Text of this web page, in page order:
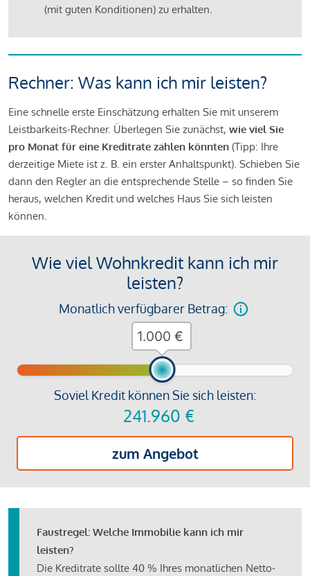
(mit guten Konditionen) zu erhalten.
Rechner: Was kann ich mir leisten?
Eine schnelle erste Einschätzung erhalten Sie mit unserem
Leistbarkeits-Rechner. Überlegen Sie zunächst, wie viel Sie
pro Monat für eine Kreditrate zahlen könnten (Tipp: Ihre
derzeitige Miete ist z. B. ein erster Anhaltspunkt). Schieben Sie
dann den Regler an die entsprechende Stelle – so finden Sie
heraus, welchen Kredit und welches Haus Sie sich leisten
können.
Wie viel Wohnkredit kann ich mir
leisten?
Monatlich verfügbarer Betrag:
Soviel Kredit können Sie sich leisten:
241.960 €
zum Angebot
€
Faustregel: Welche Immobilie kann ich mir
leisten?
Die Kreditrate sollte 40 % Ihres monatlichen Netto-